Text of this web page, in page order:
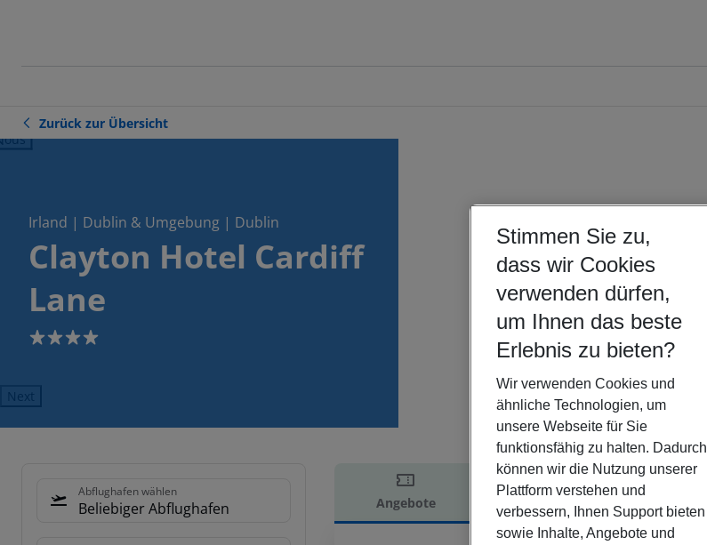
Zurück zur Übersicht
Irland | Dublin & Umgebung | Dublin
Clayton Hotel Cardiff
Lane
4
Next
Abflughafen wählen
Beliebiger Abflughafen Angebote Hotelbeschreibung
Stimmen Sie zu,
dass wir Cookies
verwenden dürfen,
um Ihnen das beste
Erlebnis zu bieten?
Wir verwenden Cookies und
ähnliche Technologien, um
unsere Webseite für Sie
funktionsfähig zu halten. Dadurch
können wir die Nutzung unserer
Plattform verstehen und
verbessern, Ihnen Support bieten
sowie Inhalte, Angebote und